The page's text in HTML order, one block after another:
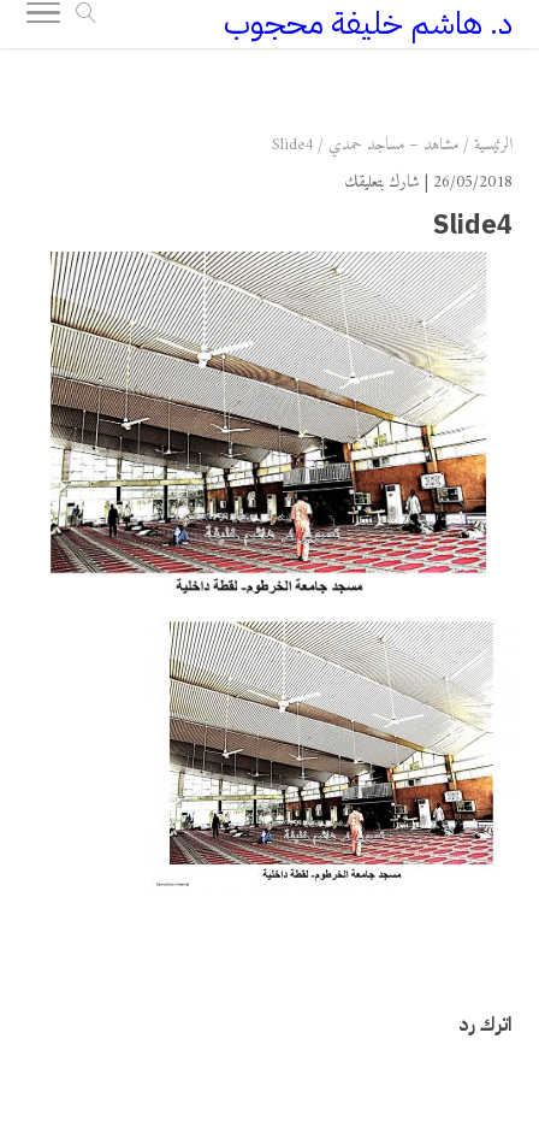
د. هاشم خليفة محجوب
الرئيسية /مشاهد – مساجد حمدي /
Slide4
26/05/2018 | شارك بتعليقك
Slide4
اترك رد